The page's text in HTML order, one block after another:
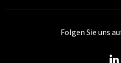
Folgen Sie uns